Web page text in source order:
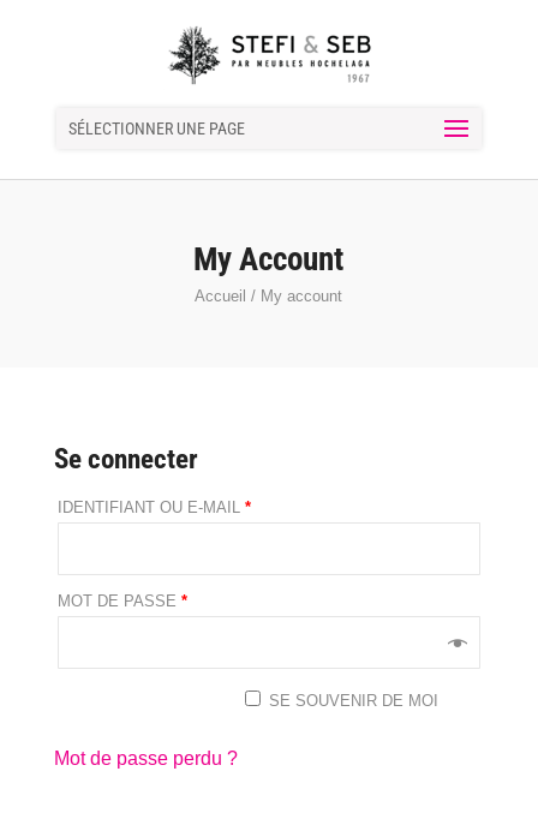
SÉLECTIONNER UNE PAGE
My Account
Accueil / My account
Se connecter
IDENTIFIANT OU E-MAIL *
MOT DE PASSE *
SE SOUVENIR DE MOI
Mot de passe perdu ?